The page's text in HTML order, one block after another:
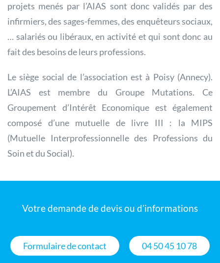
projets menés par l’AIAS sont donc validés par des
infirmiers, des sages-femmes, des enquêteurs sociaux,
… salariés ou libéraux, en activité et qui sont donc au
fait des besoins de leurs professions.
Le siège social de l’association est à Poisy (Annecy).
L’AIAS est membre du Groupe Mutations. Ce
Groupement d’Intérêt Economique est également
composé d’une mutuelle de livre III : la MIPS
(Mutuelle Interprofessionnelle des Professions du
Soin et du Social).
Votre demande de devis ou d’informations
Formulaire de contact 04 50 45 10 78